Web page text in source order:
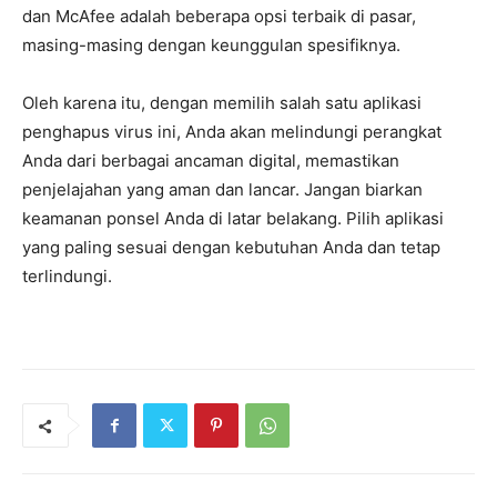
dan McAfee adalah beberapa opsi terbaik di pasar,
masing-masing dengan keunggulan spesifiknya.
Oleh karena itu, dengan memilih salah satu aplikasi
penghapus virus ini, Anda akan melindungi perangkat
Anda dari berbagai ancaman digital, memastikan
penjelajahan yang aman dan lancar. Jangan biarkan
keamanan ponsel Anda di latar belakang. Pilih aplikasi
yang paling sesuai dengan kebutuhan Anda dan tetap
terlindungi.